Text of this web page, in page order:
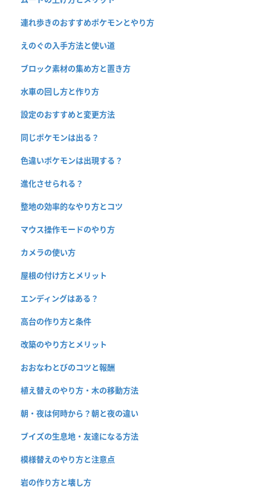
連れ歩きのおすすめポケモンとやり方
えのぐの入手方法と使い道
ブロック素材の集め方と置き方
水車の回し方と作り方
設定のおすすめと変更方法
同じポケモンは出る？
色違いポケモンは出現する？
進化させられる？
整地の効率的なやり方とコツ
マウス操作モードのやり方
カメラの使い方
屋根の付け方とメリット
エンディングはある？
高台の作り方と条件
改築のやり方とメリット
おおなわとびのコツと報酬
植え替えのやり方・木の移動方法
朝・夜は何時から？朝と夜の違い
ブイズの生息地・友達になる方法
模様替えのやり方と注意点
岩の作り方と壊し方